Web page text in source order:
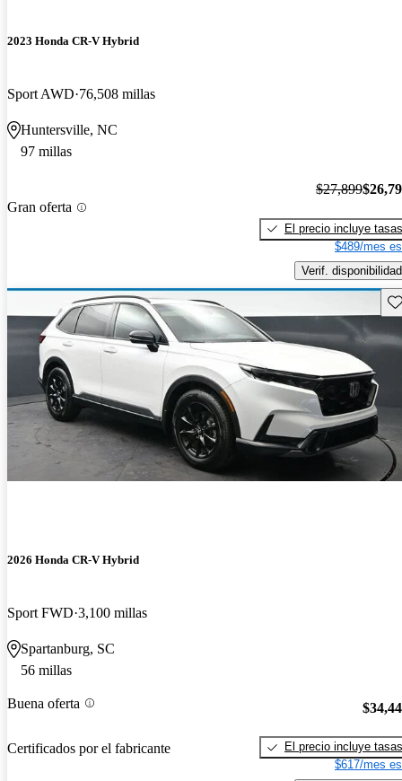
2023 Honda CR-V Hybrid
Sport AWD 76,508 millas
Huntersville, NC
97 millas
Gran oferta
$27,899
El precio incluye tasas
$489/mes
Verif. disponibilidad
2026 Honda CR-V Hybrid
Sport FWD 3,100 millas
Spartanburg, SC
56 millas
Buena oferta
Certificados por el fabricante
El precio incluye tasas
$617/mes